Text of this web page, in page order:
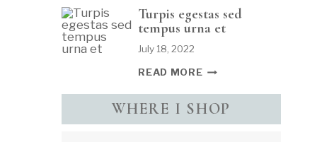
PRETIUM
NIBH
IPSUM
CONSEQUAT
Turpis egestas sed
tempus urna et
July 18, 2022
READ MORETURPIS
EGESTAS
TEMPUS
URNA
ET
WHERE I SHOP